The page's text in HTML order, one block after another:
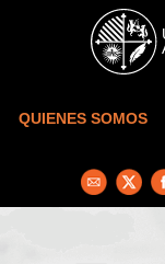
Skip to main content
QUIENES SOMOS